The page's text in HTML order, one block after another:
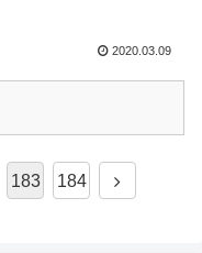
2020.03.09
183 184